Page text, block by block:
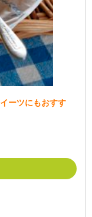
ーツにもおすす